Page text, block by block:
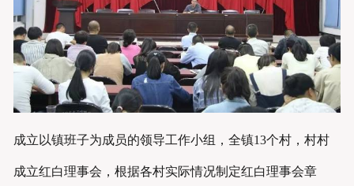
成立以镇班子为成员的领导工作小组，全镇13个村，村村
成立红白理事会，根据各村实际情况制定红白理事会章